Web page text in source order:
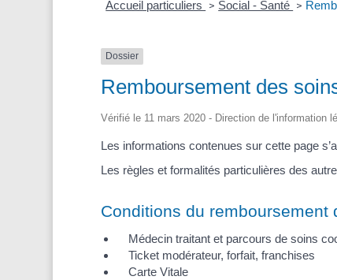
Accueil particuliers > Social - Santé >
Dossier
Remboursement des
Vérifié le 11 mars 2020 - Direction de l'information
Les informations contenues sur cette page
Les règles et formalités particulières des
Conditions du remboursement
Médecin traitant et parcours de soins
Ticket modérateur, forfait, franchises
Carte Vitale